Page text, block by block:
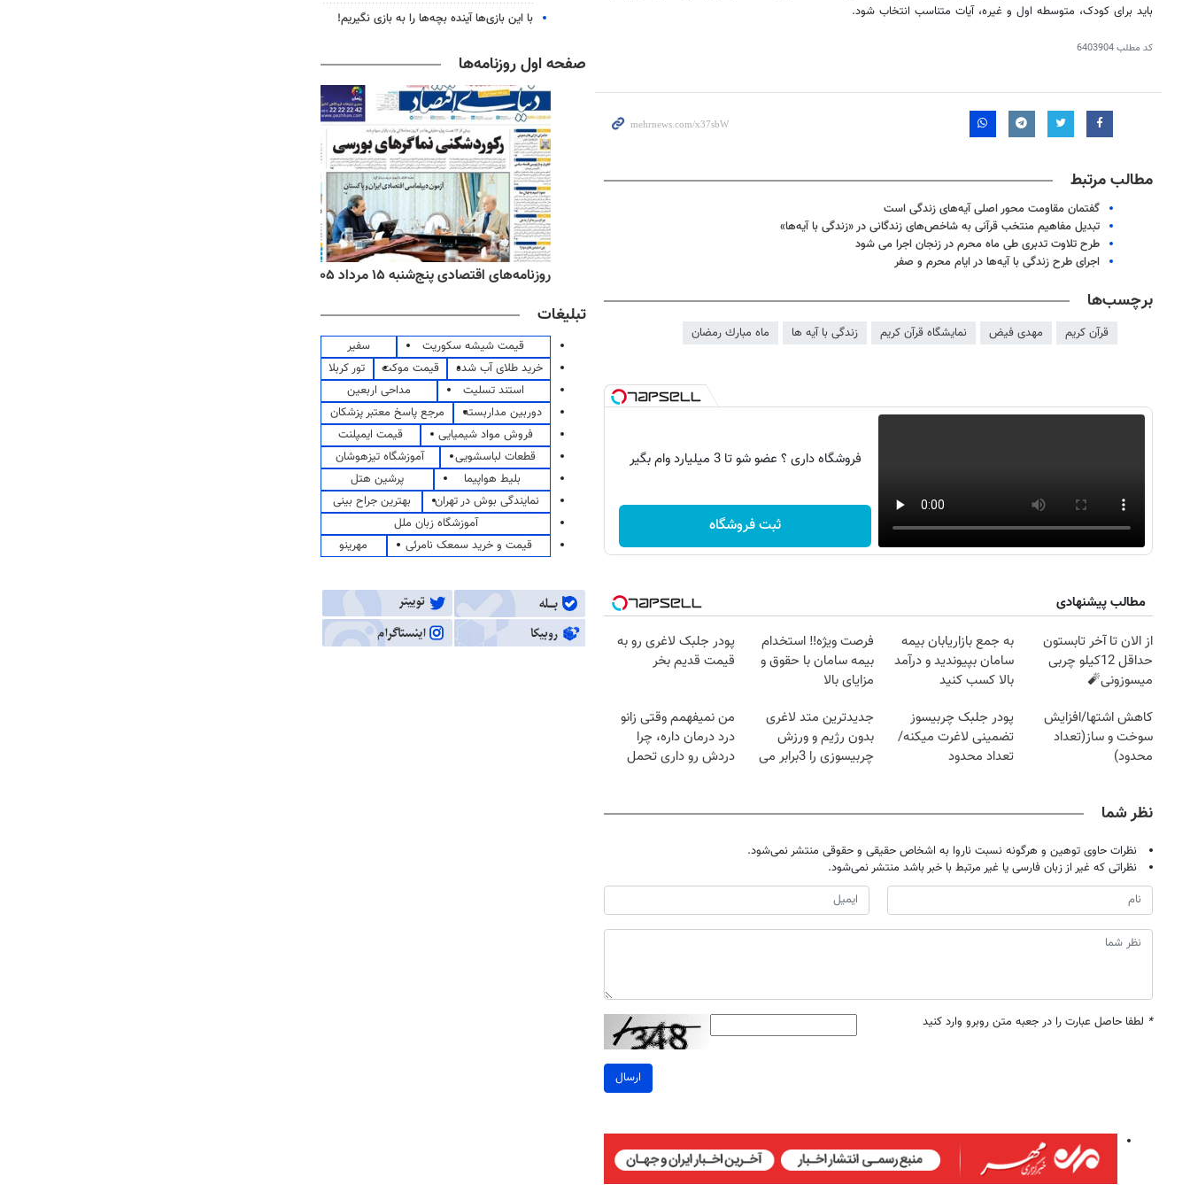
باید برای کودک، متوسطه اول و غیره، آیات متناسب انتخاب شود.
کد مطلب6403904
مطالب مرتبط
گفتمان مقاومت محور اصلی آیه‌های زندگی است
تبدیل مفاهیم منتخب قرآنی به شاخص‌های زندگانی در «زندگی با آیه‌ها»
طرح تلاوت تدبری طی ماه محرم در زنجان اجرا می ‎شود
اجرای طرح زندگی با آیه‌ها در ایام محرم و صفر
برچسب‌ها
قرآن کریم مهدی فیض نمایشگاه قرآن کریم زندگی با آیه ها ماه مبارك رمضان
فروشگاه داری ؟ عضو شو تا 3 میلیارد وام بگیر
ثبت فروشگاه
مطالب پیشنهادی
از الان تا آخر تابستون
حداقل 12کیلو چربی
میسوزونی🧨
به جمع بازاریابان بیمه
سامان بپیوندید و درآمد
بالا کسب کنید
فرصت ویژه‼️ استخدام
بیمه سامان با حقوق و
مزایای بالا
پودر جلبک لاغری رو به
قیمت قدیم بخر
کاهش اشتها/افزایش
سوخت و ساز(تعداد
محدود)
پودر جلبک چربیسوز
تضمینی لاغرت میکنه/
تعداد محدود
جدیدترین متد لاغری
بدون رژیم و ورزش
چربیسوزی را 3برابر می
من نمیفهمم وقتی زانو
درد درمان داره، چرا
دردش رو داری تحمل
نظر شما
نظرات حاوی توهین و هرگونه نسبت ناروا به اشخاص حقیقی و حقوقی منتشر نمی‌شود.
نظراتی که غیر از زبان فارسی یا غیر مرتبط با خبر باشد منتشر نمی‌شود.
* لطفا حاصل عبارت را در جعبه متن روبرو وارد کنید
ارسال
با این بازی‌ها آینده بچه‌ها را به بازی نگیریم!
صفحه اول روزنامه‌ها
روزنامه‌های اقتصادی چهارشنبه ۱۴ مرداد ۱۴۰۵ روزنامه‌های اقتصادی پنج‌شنبه ۱۵ مرداد ۱۴۰۵
تبلیغات
قیمت شیشه سکوریت
سفیر
خرید طلای آب شده
قیمت موکت
تور کربلا
استند تسلیت
مداحی اربعین
دوربین مداربسته
مرجع پاسخ معتبر پزشکان
فروش مواد شیمیایی
قیمت ایمپلنت
قطعات لباسشویی
آموزشگاه تیزهوشان
بلیط هواپیما
پرشین هتل
نمایندگی بوش در تهران
بهترین جراح بینی
آموزشگاه زبان ملل
قیمت و خرید سمعک نامرئی
مهرینو